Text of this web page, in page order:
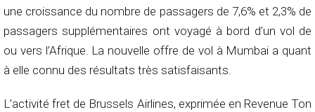
une croissance du nombre de passagers de 7,6% et 2,3% de
passagers supplémentaires ont voyagé à bord d’un vol de
ou vers l’Afrique. La nouvelle offre de vol à Mumbai a quant
à elle connu des résultats très satisfaisants.
L’activité fret de Brussels Airlines, exprimée en Revenue Ton